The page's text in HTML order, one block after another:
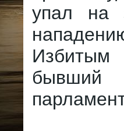
упал на
бывший